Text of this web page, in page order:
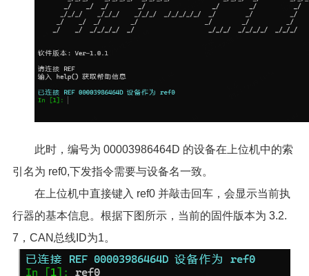
此时，编号为 00003986464D 的设备在上位机中的索
引名为 ref0,下发指令需要与设备名一致。
在上位机中直接键入 ref0 并敲击回车，会显示当前执
行器的基本信息。根据下图所示，当前的固件版本为 3.2.
7，CAN总线ID为1。